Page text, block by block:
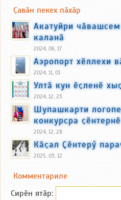
Ҫавӑн пекех пӑхӑр
Акатуйри
каланӑ
2024, 06, 17
Аэропорт хӗллехи
2024, 11, 01
Ултӑ кун ӗҫленӗ
2024, 12, 23
Шупашкарти
конкурсра ҫӗнтернӗ
2024, 12, 28
Кӑҫал Ҫӗнтерӳ
2025, 03, 12
Комментариле
Сирӗн ятӑp: